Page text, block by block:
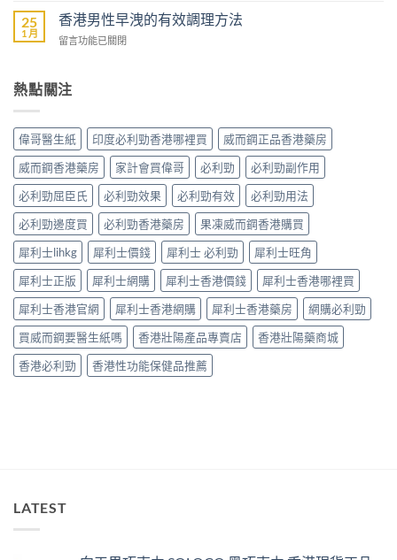
壯
陽
產
物
中
全
面
中
治
早
洩
妙
析
香
港
早
常
見
病
因
及
應
對
之
道〉
中
25
1 月
香港男性早洩的有效調理方法
在
男
性
洩
的
有
效
調
理
方
法〉
中
留言功能已關閉
熱點關注
偉哥醫生紙 印度必利勁香港哪裡買
威而鋼正品香港藥房
威而鋼香港藥房
家計會買偉哥 必利勁
必利勁副作用
必利勁屈臣氏
必利勁效果 必利勁有效
必利勁用法
必利勁邊度買
必利勁香港藥房
果凍威而鋼香港購買
犀利士lihkg
犀利士價錢 犀利士 必利勁
犀利士旺角
犀利士正版
犀利士網購 犀利士香港價錢
犀利士香港哪裡買
犀利士香港官網
犀利士香港網購 犀利士香港藥房
網購必利勁
買威而鋼要醫生紙嗎
香港壯陽產品專賣店
香港壯陽藥商城
香港必利勁
香港性功能保健品推薦
LATEST